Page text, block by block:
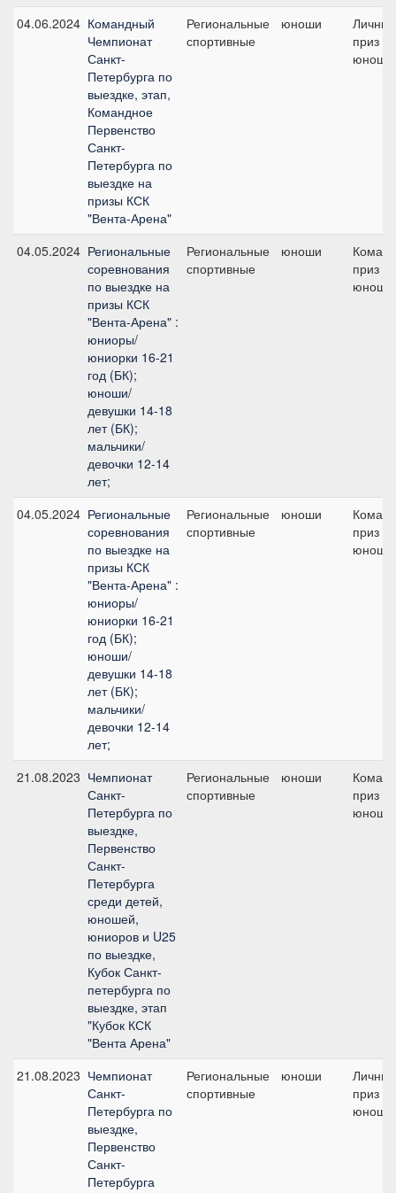
04.06.2024 Командный
Чемпионат
Санкт-
Петербурга по
выездке, этап,
Командное
Первенство
Санкт-
Петербурга по
выездке на
призы КСК
"Вента-Арена"
Региональные
спортивные
юноши
Личный
приз /
юноши/
04.05.2024 Региональные
соревнования
по выездке на
призы КСК
"Вента-Арена" :
юниоры/
юниорки 16-21
год (БК);
юноши/
девушки 14-18
лет (БК);
мальчики/
девочки 12-14
лет;
Региональные
спортивные
юноши
приз -
юноши
04.05.2024 Региональные
соревнования
по выездке на
призы КСК
"Вента-Арена" :
юниоры/
юниорки 16-21
год (БК);
юноши/
девушки 14-18
лет (БК);
мальчики/
девочки 12-14
лет;
Региональные
спортивные
юноши
приз -
юноши
21.08.2023 Чемпионат
Санкт-
Петербурга по
выездке,
Первенство
Санкт-
Петербурга
среди детей,
юношей,
юниоров и U25
по выездке,
Кубок Санкт-
петербурга по
выездке, этап
"Кубок КСК
"Вента Арена"
Региональные
спортивные
юноши
приз -
юноши
21.08.2023 Чемпионат
Санкт-
Петербурга по
выездке,
Первенство
Санкт-
Петербурга
Региональные
спортивные
юноши
Личный
приз /
юноши/